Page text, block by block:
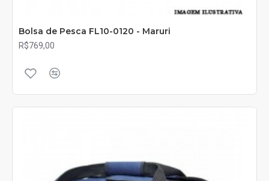
Bolsa de Pesca FL10-0120 - Maruri
R$769,00